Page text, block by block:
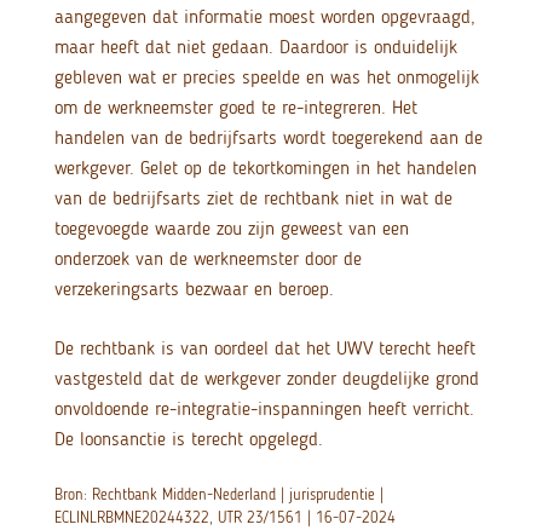
aangegeven dat informatie moest worden opgevraagd,
maar heeft dat niet gedaan. Daardoor is onduidelijk
gebleven wat er precies speelde en was het onmogelijk
om de werkneemster goed te re-integreren. Het
handelen van de bedrijfsarts wordt toegerekend aan de
werkgever. Gelet op de tekortkomingen in het handelen
van de bedrijfsarts ziet de rechtbank niet in wat de
toegevoegde waarde zou zijn geweest van een
onderzoek van de werkneemster door de
verzekeringsarts bezwaar en beroep.
De rechtbank is van oordeel dat het UWV terecht heeft
vastgesteld dat de werkgever zonder deugdelijke grond
onvoldoende re-integratie-inspanningen heeft verricht.
De loonsanctie is terecht opgelegd.
Bron: Rechtbank Midden-Nederland | jurisprudentie |
ECLINLRBMNE20244322, UTR 23/1561 | 16-07-2024